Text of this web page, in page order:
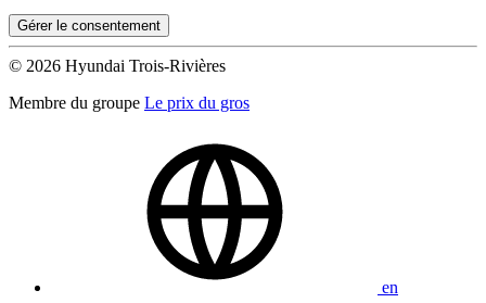
De 0 km à 500 000 km
(0)
Gérer le consentement
© 2026 Hyundai Trois-Rivières
Membre du groupe Le prix du gros
en